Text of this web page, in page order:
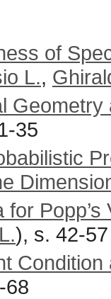
of
L.,
35
for
), s. 42-57
68